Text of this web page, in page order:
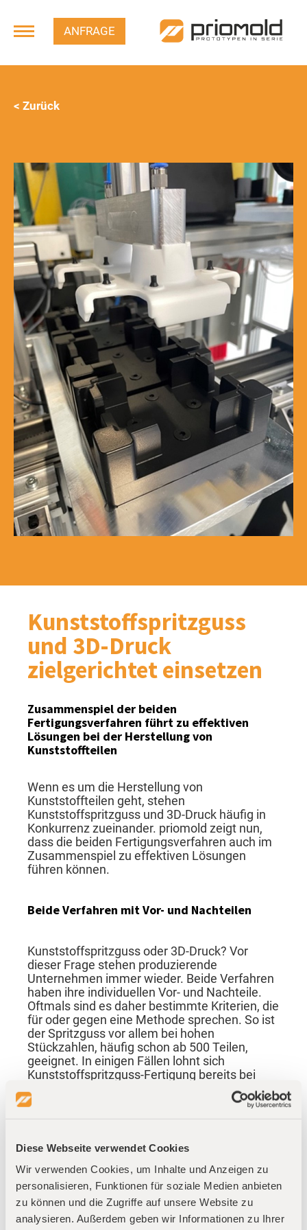
Diese Webseite verwendet Cookies
Wir verwenden Cookies, um Inhalte und Anzeigen zu
personalisieren, Funktionen für soziale Medien anbieten
zu können und die Zugriffe auf unsere Website zu
analysieren. Außerdem geben wir Informationen zu Ihrer
ANFRAGE
< Zurück
Kunststoffspritzguss
und 3D-Druck
zielgerichtet einsetzen
Zusammenspiel der beiden
Fertigungsverfahren führt zu effektiven
Lösungen bei der Herstellung von
Kunststoffteilen
Wenn es um die Herstellung von
Kunststoffteilen geht, stehen
Kunststoffspritzguss und 3D-Druck häufig in
Konkurrenz zueinander. priomold zeigt nun,
dass die beiden Fertigungsverfahren auch im
Zusammenspiel zu effektiven Lösungen
führen können.
Beide Verfahren mit Vor- und Nachteilen
Kunststoffspritzguss oder 3D-Druck? Vor
dieser Frage stehen produzierende
Unternehmen immer wieder. Beide Verfahren
haben ihre individuellen Vor- und Nachteile.
Oftmals sind es daher bestimmte Kriterien, die
für oder gegen eine Methode sprechen. So ist
der Spritzguss vor allem bei hohen
Stückzahlen, häufig schon ab 500 Teilen,
geeignet. In einigen Fällen lohnt sich
Kunststoffspritzguss-Fertigung bereits bei
kleineren Stückzahlen. Er bietet Anwendern
zudem eine sehr hohe Oberflächengüte und
Prototypen, Anpassungen und einzelne
Kunststoffteile. Und auch wenn Sie ein
mechanisch belastbares Teil innerhalb von
drei Tagen benötigen, ist der 3D-Druck für
gewöhnlich die bessere Wahl.